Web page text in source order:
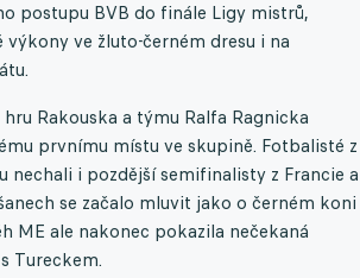
postupu BVB do finále Ligy mistrů,
výkony ve žluto-černém dresu i na
Rakouska a týmu Ralfa Ragnicka
prvnímu místu ve skupině. Fotbalisté z
nechali i pozdější semifinalisty z Francie a
se začalo mluvit jako o černém koni
ME ale nakonec pokazila nečekaná
Tureckem.